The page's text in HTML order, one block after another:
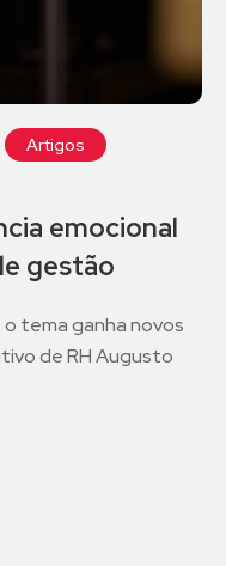
Artigos
emocional
gestão
o tema ganha novos
de RH Augusto